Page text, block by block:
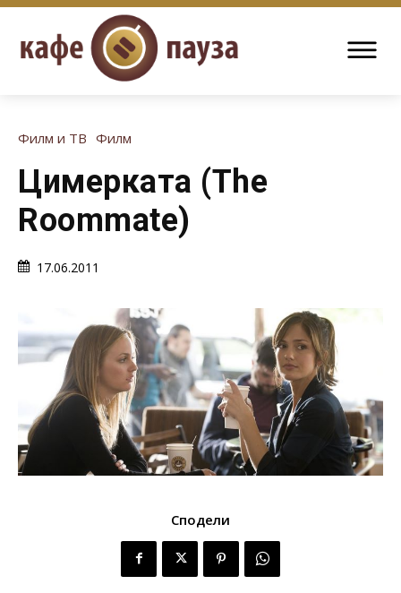
Филм и ТВ Филм
Цимерката (The
Roommate)
17.06.2011
Сподели